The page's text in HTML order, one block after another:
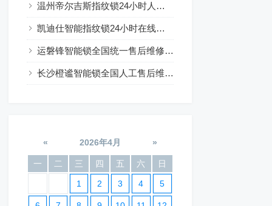
温州帝尔吉斯指纹锁24小时人工服务热线电话全国
凯迪仕智能指纹锁24小时在线咨询热线
运磐锋智能锁全国统一售后维修24小时预约
长沙橙谧智能锁全国人工售后维修电话24小时服务
« 2026年4月 »
一 二 三 四 五 六 日
1 2 3 4 5